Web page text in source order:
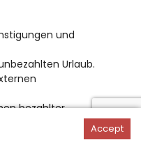
und
Urlaub.
bezahlter
Accept